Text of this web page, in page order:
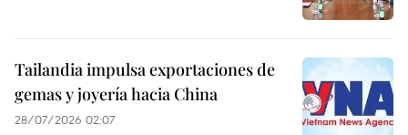
Tailandia impulsa exportaciones de
gemas y joyería hacia China
28/07/2026 02:07